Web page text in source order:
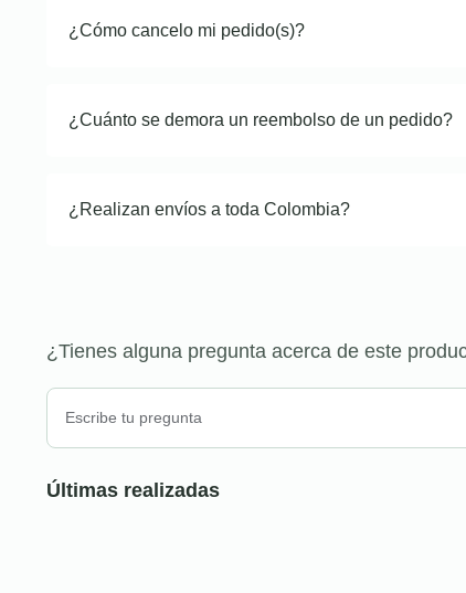
¿Cómo cancelo mi pedido(s)?
¿Cuánto se demora un reembolso de un pedido?
¿Realizan envíos a toda Colombia?
¿Tienes alguna pregunta acerca de este
Últimas realizadas